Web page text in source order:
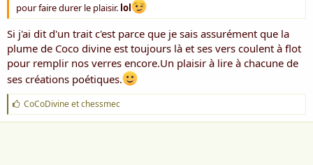
pour faire durer le plaisir. lol
Si j'ai dit d'un trait c'est parce que je sais assurément que la
plume de Coco divine est toujours là et ses vers coulent à flot
pour remplir nos verres encore.Un plaisir à lire à chacune de
ses créations poétiques.
J
'
a
CoCoDivineetchessmec